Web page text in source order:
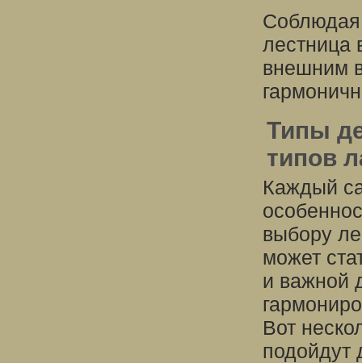
Соблюдая
лестница
внешним
Типы
типов
Каждый
выбору
может
и важной
Вот
подойдут